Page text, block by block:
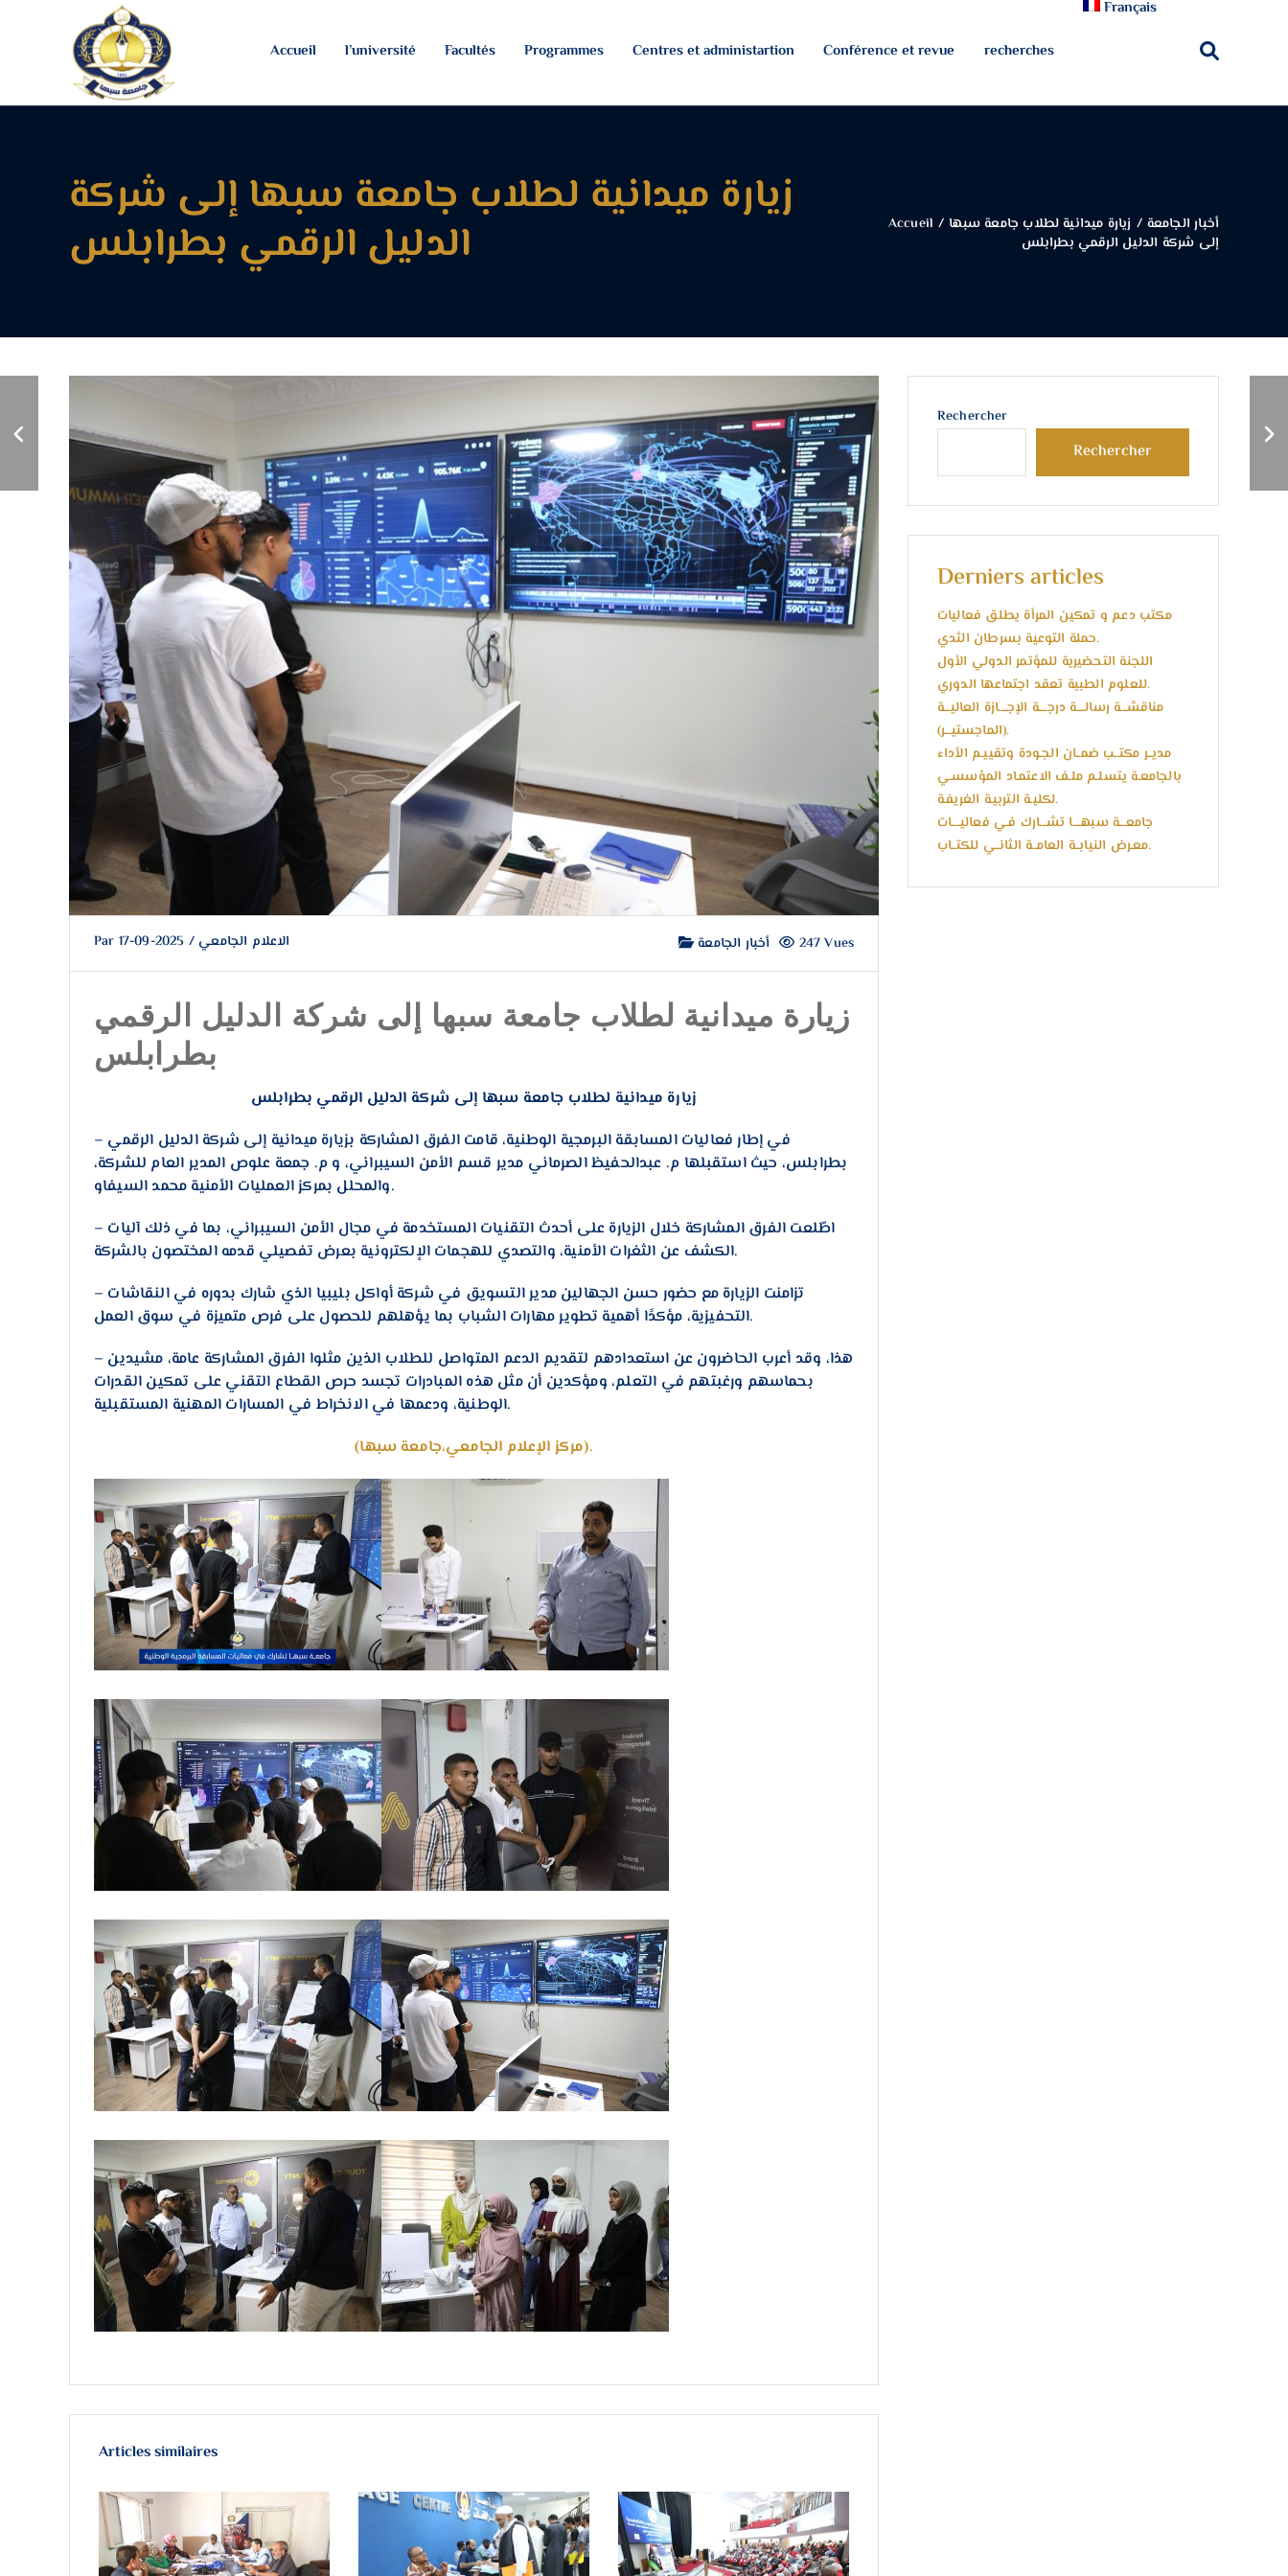
Accueil l’université Facultés Programmes Centres et administartion Conférence et revue recherches
Français
زيارة ميدانية لطلاب جامعة سبها إلى شركة
الدليل الرقمي بطرابلس Accueil / أخبار الجامعة / زيارة ميدانية لطلاب جامعة سبها
إلى شركة الدليل الرقمي بطرابلس
للطلاب الجدد بكلية
الهندسة.
اجتماعًا مع مجلس كلية
القانون .
Par الاعلام الجامعي /
2025-09-17 أخبار الجامعة 247 Vues
زيارة ميدانية لطلاب جامعة سبها إلى شركة الدليل الرقمي
بطرابلس
زيارة ميدانية لطلاب جامعة سبها إلى شركة الدليل الرقمي بطرابلس
– في إطار فعاليات المسابقة البرمجية الوطنية، قامت الفرق المشاركة بزيارة ميدانية إلى شركة الدليل الرقمي
بطرابلس، حيث استقبلها م. عبدالحفيظ الصرماني مدير قسم الأمن السيبراني، و م. جمعة علوص المدير العام للشركة،
والمحلل بمركز العمليات الأمنية محمد السيفاو.
– اطّلعت الفرق المشاركة خلال الزيارة على أحدث التقنيات المستخدمة في مجال الأمن السيبراني، بما في ذلك آليات
الكشف عن الثغرات الأمنية، والتصدي للهجمات الإلكترونية بعرض تفصيلي قدمه المختصون بالشركة.
– تزامنت الزيارة مع حضور حسن الجهالين مدير التسويق في شركة أواكل بليبيا الذي شارك بدوره في النقاشات
التحفيزية، مؤكدًا أهمية تطوير مهارات الشباب بما يؤهلهم للحصول على فرص متميزة في سوق العمل.
– هذا، وقد أعرب الحاضرون عن استعدادهم لتقديم الدعم المتواصل للطلاب الذين مثلوا الفرق المشاركة عامة، مشيدين
بحماسهم ورغبتهم في التعلم، ومؤكدين أن مثل هذه المبادرات تجسد حرص القطاع التقني على تمكين القدرات
الوطنية، ودعمها في الانخراط في المسارات المهنية المستقبلية.
(مركز الإعلام الجامعي،جامعة سبها).
Articles similaires
Rechercher
Rechercher
Derniers articles
مكتب دعم و تمكين المرأة يطلق فعاليات
حملة التوعية بسرطان الثدي.
اللجنة التحضيرية للمؤتمر الدولي الأول
للعلوم الطبية تعقد اجتماعها الدوري.
مناقشـــة رسالــــة درجــــة الإجــــازة العاليـــة
(الماجستيـــر).
مديــر مكتــب ضمــان الجـودة وتقييـم الأداء
بالجامعـة يتسلـم ملـف الاعتمـاد المؤسسـي
لكليـة التربيـة الغريفـة.
جامعـــة سبهــــا تشـــارك فـي فعاليــــات
معـرض النيابــة العامــة الثانــي للكتــاب.